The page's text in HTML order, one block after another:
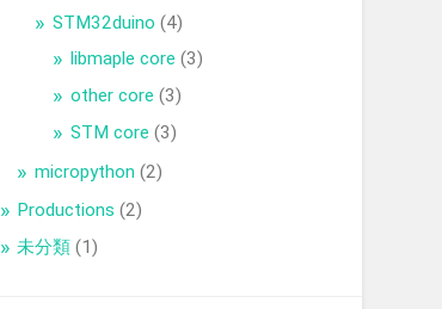
STM32duino (4)
libmaple core (3)
other core (3)
STM core (3)
micropython (2)
Productions (2)
未分類 (1)